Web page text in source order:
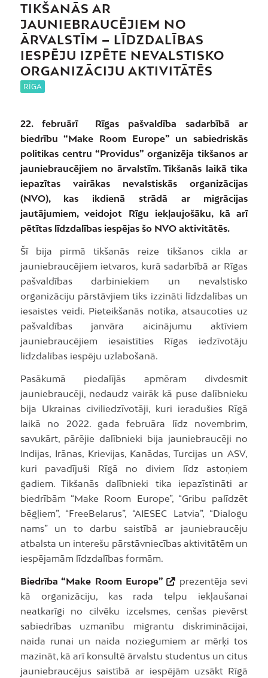
TIKŠANĀS AR
JAUNIEBRAUCĒJIEM NO
ĀRVALSTĪM – LĪDZDALĪBAS
IESPĒJU IZPĒTE NEVALSTISKO
ORGANIZĀCIJU AKTIVITĀTĒS
RĪGA
22. februārī
Rīgas pašvaldība sadarbībā ar
biedrību “Make Room Europe” un sabiedriskās
politikas centru “Providus” organizēja tikšanos ar
jauniebraucējiem no ārvalstīm. Tikšanās laikā tika
iepazītas vairākas nevalstiskās organizācijas
(NVO), kas ikdienā strādā ar migrācijas
jautājumiem, veidojot Rīgu iekļaujošāku, kā arī
pētītas līdzdalības iespējas šo NVO aktivitātēs.
Šī bija pirmā tikšanās reize tikšanos cikla ar
jauniebraucējiem ietvaros, kurā sadarbībā ar Rīgas
pašvaldības darbiniekiem un nevalstisko
organizāciju pārstāvjiem tiks izzināti līdzdalības un
iesaistes veidi. Pieteikšanās notika, atsaucoties uz
pašvaldības janvāra aicinājumu aktīviem
jauniebraucējiem iesaistīties Rīgas iedzīvotāju
līdzdalības iespēju uzlabošanā.
Pasākumā piedalījās apmēram divdesmit
jauniebraucēji, nedaudz vairāk kā puse dalībnieku
bija Ukrainas civiliedzīvotāji, kuri ieradušies Rīgā
laikā no 2022. gada februāra līdz novembrim,
savukārt, pārējie dalībnieki bija jauniebraucēji no
Indijas, Irānas, Krievijas, Kanādas, Turcijas un ASV,
kuri pavadījuši Rīgā no diviem līdz astoņiem
gadiem. Tikšanās dalībnieki tika iepazīstināti ar
biedrībām “Make Room Europe”, “Gribu palīdzēt
bēgļiem”, “FreeBelarus”, “AIESEC Latvia”, “Dialogu
nams” un to darbu saistībā ar jauniebraucēju
atbalsta un interešu pārstāvniecības aktivitātēm un
iespējamām līdzdalības formām.
Biedrība “Make Room Europe”
prezentēja sevi
kā organizāciju, kas rada telpu iekļaušanai
neatkarīgi no cilvēku izcelsmes, cenšas pievērst
sabiedrības uzmanību migrantu diskriminācijai,
naida runai un naida noziegumiem ar mērķi tos
mazināt, kā arī konsultē ārvalstu studentus un citus
jauniebraucējus saistībā ar iespējām uzsākt Rīgā